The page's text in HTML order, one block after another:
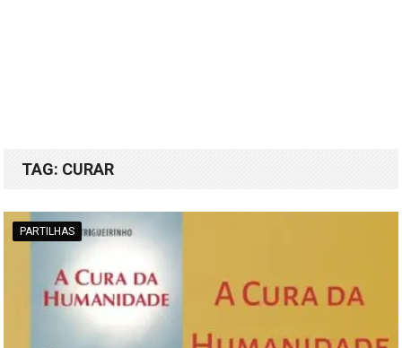
TAG: CURAR
PARTILHAS